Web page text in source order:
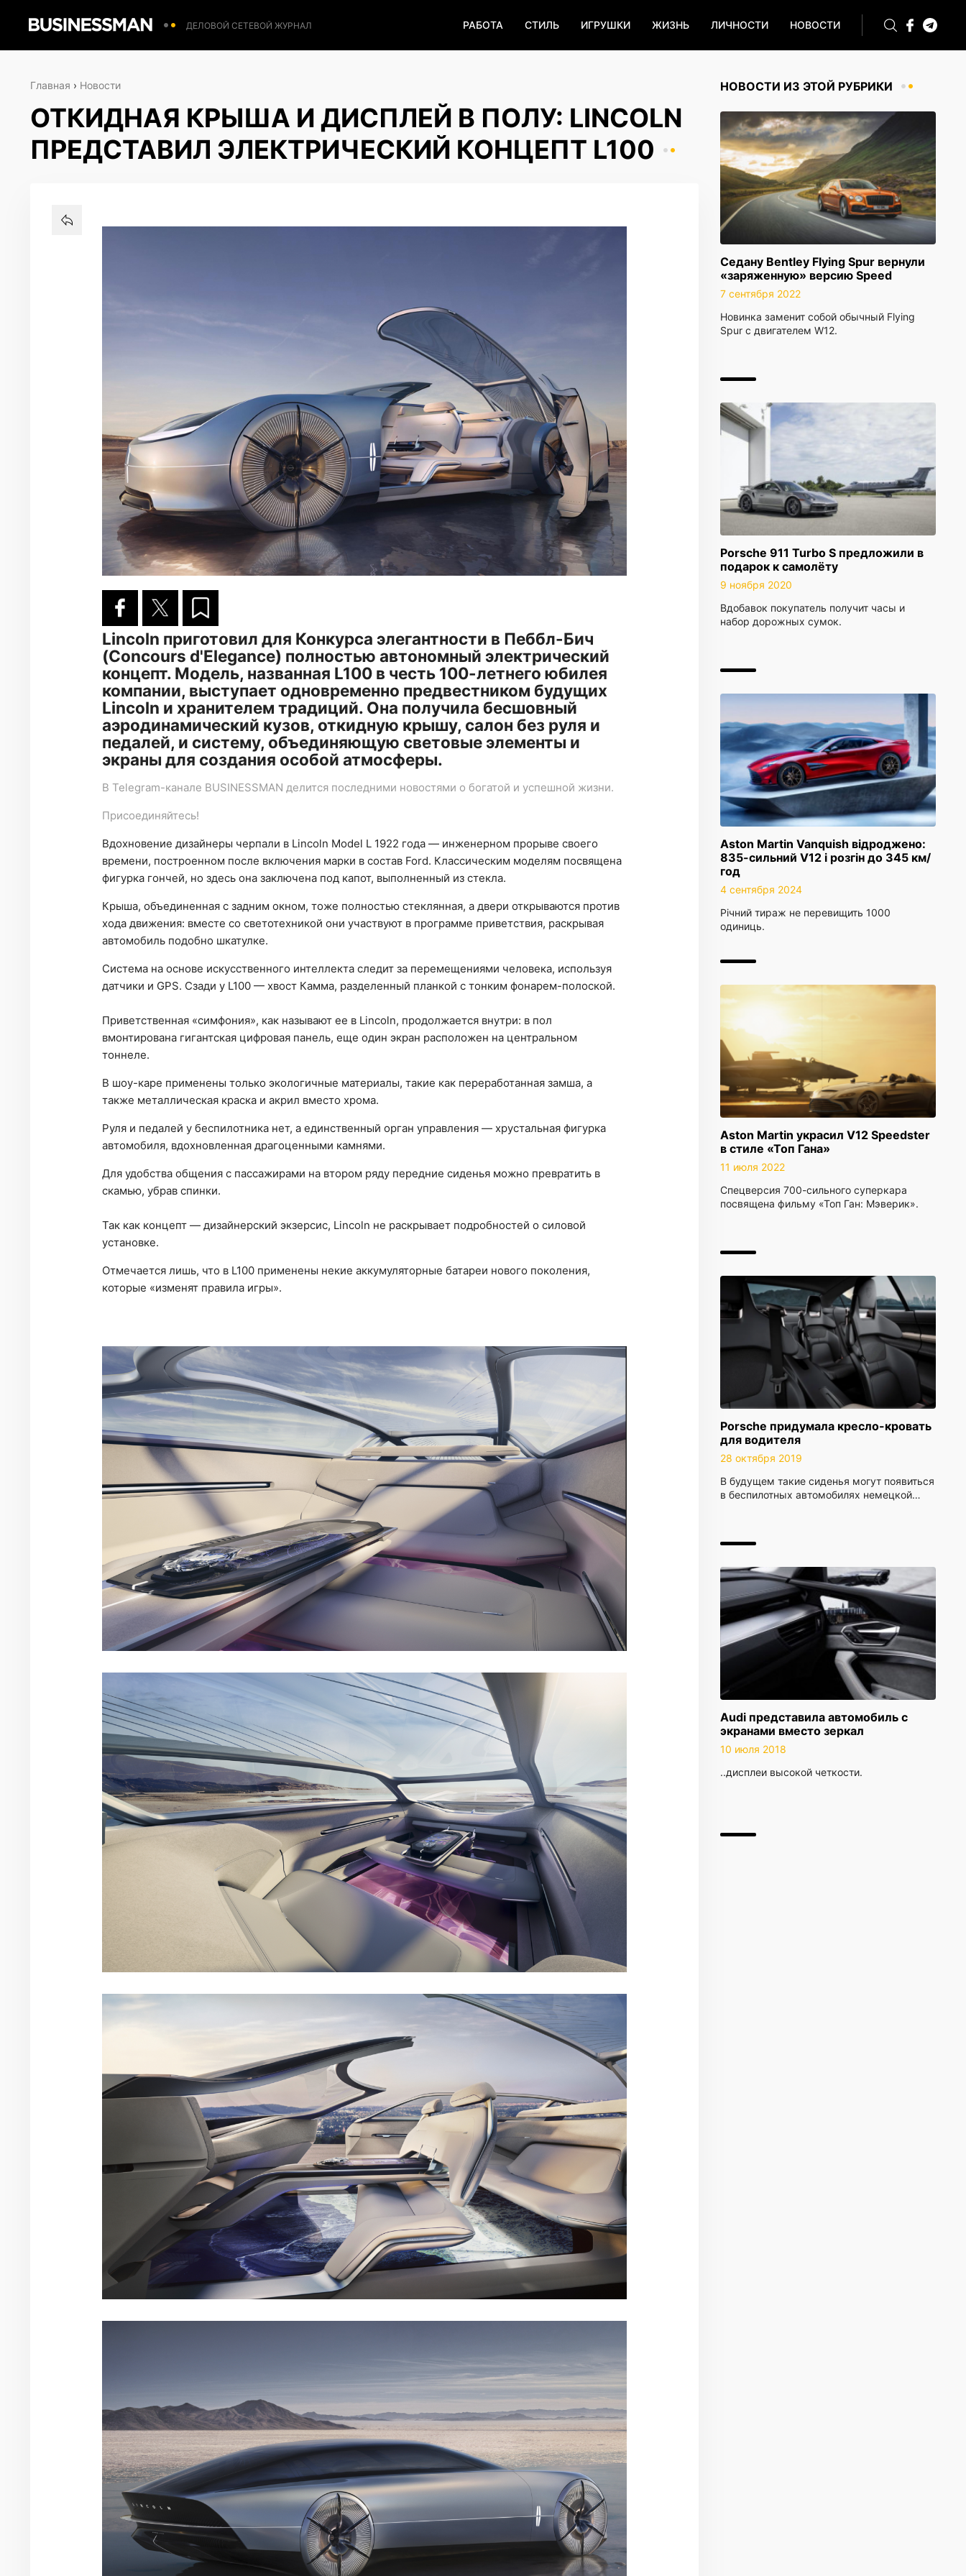
ДЕЛОВОЙ СЕТЕВОЙ ЖУРНАЛ РАБОТА СТИЛЬ ИГРУШКИ ЖИЗНЬ ЛИЧНОСТИ НОВОСТИ
НОВОСТИ ИЗ ЭТОЙ РУБРИКИ
Седану Bentley Flying Spur вернули
«заряженную» версию Speed
7 сентября 2022
Новинка заменит собой обычный Flying
Spur с двигателем W12.
Porsche 911 Turbo S предложили в
подарок к самолёту
9 ноября 2020
Вдобавок покупатель получит часы и
набор дорожных сумок.
Aston Martin Vanquish відроджено:
835-сильний V12 і розгін до 345 км/
год
4 сентября 2024
Річний тираж не перевищить 1000
одиниць.
Aston Martin украсил V12 Speedster
в стиле «Топ Гана»
11 июля 2022
Спецверсия 700-сильного суперкара
посвящена фильму «Топ Ган: Мэверик».
Porsche придумала кресло-кровать
для водителя
28 октября 2019
В будущем такие сиденья могут появиться
в беспилотных автомобилях немецкой…
Audi представила автомобиль с
экранами вместо зеркал
10 июля 2018
..дисплеи высокой четкости.
Главная › Новости
ОТКИДНАЯ КРЫША И ДИСПЛЕЙ В ПОЛУ: LINCOLN
ПРЕДСТАВИЛ ЭЛЕКТРИЧЕСКИЙ КОНЦЕПТ L100
Lincoln приготовил для Конкурса элегантности в Пеббл-Бич
(Concours d'Elegance) полностью автономный электрический
концепт. Модель, названная L100 в честь 100-летнего юбилея
компании, выступает одновременно предвестником будущих
Lincoln и хранителем традиций. Она получила бесшовный
аэродинамический кузов, откидную крышу, салон без руля и
педалей, и систему, объединяющую световые элементы и
экраны для создания особой атмосферы.
В Telegram-канале BUSINESSMAN делится последними новостями о богатой и успешной жизни.
Присоединяйтесь!
Вдохновение дизайнеры черпали в Lincoln Model L 1922 года — инженерном прорыве своего
времени, построенном после включения марки в состав Ford. Классическим моделям посвящена
фигурка гончей, но здесь она заключена под капот, выполненный из стекла.
Крыша, объединенная с задним окном, тоже полностью стеклянная, а двери открываются против
хода движения: вместе со светотехникой они участвуют в программе приветствия, раскрывая
автомобиль подобно шкатулке.
Система на основе искусственного интеллекта следит за перемещениями человека, используя
датчики и GPS. Сзади у L100 — хвост Камма, разделенный планкой с тонким фонарем-полоской.
Приветственная «симфония», как называют ее в Lincoln, продолжается внутри: в пол
вмонтирована гигантская цифровая панель, еще один экран расположен на центральном
тоннеле.
В шоу-каре применены только экологичные материалы, такие как переработанная замша, а
также металлическая краска и акрил вместо хрома.
Руля и педалей у беспилотника нет, а единственный орган управления — хрустальная фигурка
автомобиля, вдохновленная драгоценными камнями.
Для удобства общения с пассажирами на втором ряду передние сиденья можно превратить в
скамью, убрав спинки.
Так как концепт — дизайнерский экзерсис, Lincoln не раскрывает подробностей о силовой
установке.
Отмечается лишь, что в L100 применены некие аккумуляторные батареи нового поколения,
которые «изменят правила игры».